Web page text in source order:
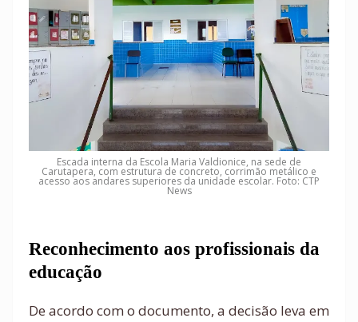
Escada interna da Escola Maria Valdionice, na sede de
Carutapera, com estrutura de concreto, corrimão metálico e
acesso aos andares superiores da unidade escolar. Foto: CTP
News
Reconhecimento aos profissionais da
educação
De acordo com o documento, a decisão leva em